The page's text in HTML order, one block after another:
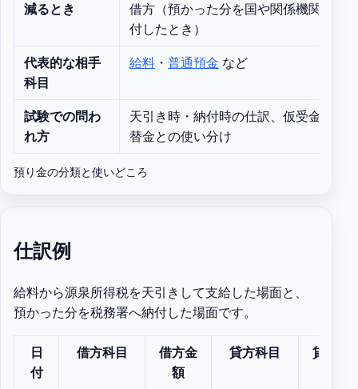
預り金の分類と使いどころ
減るとき
借方（預かった分を国や関係機関へ納
付したとき）
代表的な相手
科目
給料 ・ 普通預金 など
試験での問わ
れ方
天引き時・納付時の仕訳、仮受金・立
替金との使い分け
仕訳例
給料から源泉所得税を天引きして支給した場面と、
預かった分を税務署へ納付した場面です。
日
付
借方科目
借方金
額
貸方科目
貸方金